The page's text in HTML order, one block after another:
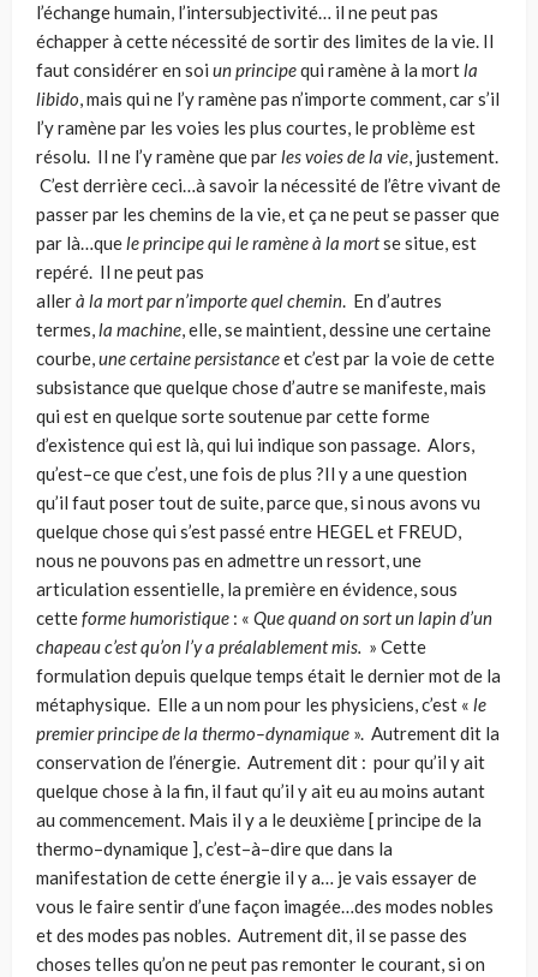
l’échange humain, l’intersubjectivité… il ne peut pas
échapper à cette nécessité de sortir des limites de la vie. Il
faut considérer en soi un principequi ramène à la mortla
libido, mais qui ne l’y ramène pas n’importe comment, car s’il
l’y ramène par les voies les plus courtes, le problème est
résolu. Il ne l’y ramène que parles voies de la vie, jus­tement.
C’est derrière ceci…à savoir la nécessité de l’être vivant de
passer par les chemins de la vie, et ça ne peut se passer que
par là…quele principequi le ramè­ne à la mortse situe, est
repéré. Il ne peut pas
allerà la mort par n’importe quel chemin. En d’autres
termes,la machine, elle, se maintient, dessine une certaine
courbe,une certaine persistanceet c’est par la voie de cette
subsistance que quelque chose d’autre se manifeste, mais
qui est en quelque sorte soutenue par cette forme
d’existence qui est là, qui lui indique son passage. Alors,
qu’est–ce que c’est, une fois de plus ?Il y a une question
qu’il faut poser tout de suite, parce que, si nous avons vu
quelque chose qui s’est passé entre HEGEL et FREUD,
nous ne pouvons pas en admettre un ressort, une
articulation essentielle, la première en évidence, sous
cetteforme humoristique : « Que quand on sort un lapin d’un
chapeau c’est qu’on l’y a préalablement mis. » Cette
formulation depuis quelque temps était le dernier mot de la
métaphysique. Elle a un nom pour les physiciens, c’est « le
premier principe de la thermo–dynamique ». Autrement dit la
conservation de l’énergie. Autrement dit : pour qu’il y ait
quelque chose à la fin, il faut qu’il y ait eu au moins autant
au commencement. Mais il y a le deuxième [ principe de la
thermo–dynamique ], c’est–à–dire que dans la
manifestation de cette éner­gie il y a… je vais essayer de
vous le faire sentir d’une façon imagée…des modes nobles
et des modes pas nobles. Autrement dit, il se passe des
choses telles qu’on ne peut pas remonter le courant, si on